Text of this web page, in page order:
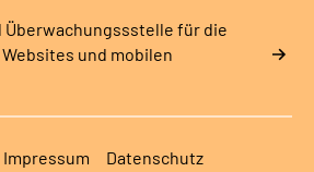
Überwachungssstelle für die
und mobilen
Impressum Datenschutz